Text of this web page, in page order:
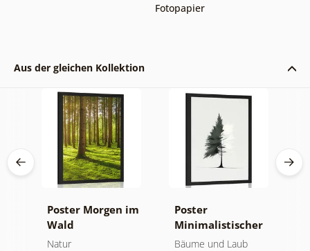
Fotopapier
Aus der gleichen Kollektion
Poster Morgen im
Wald
Natur
Poster
Minimalistischer
Nadelbaum
Bäume und Laub